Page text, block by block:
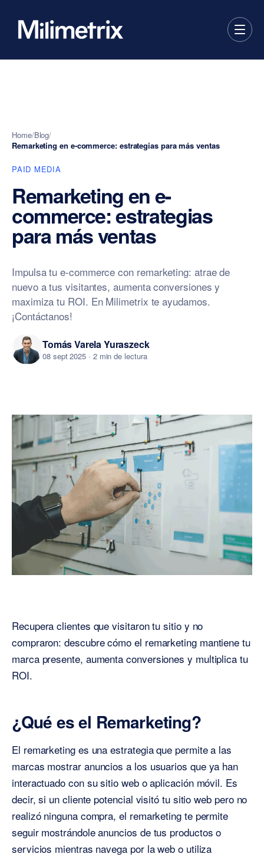
Home/Blog/
Remarketing en e-commerce: estrategias para más ventas
PAID MEDIA
Remarketing en e-
commerce: estrategias
para más ventas
Impulsa tu e-commerce con remarketing: atrae de
nuevo a tus visitantes, aumenta conversiones y
maximiza tu ROI. En Milimetrix te ayudamos.
¡Contáctanos!
Tomás Varela Yuraszeck
08 sept 2025 · 2 min de lectura
Recupera clientes que visitaron tu sitio y no
compraron: descubre cómo el remarketing mantiene tu
marca presente, aumenta conversiones y multiplica tu
ROI.
¿Qué es el Remarketing?
El remarketing es una estrategia que permite a las
marcas mostrar anuncios a los usuarios que ya han
interactuado con su sitio web o aplicación móvil. Es
decir, si un cliente potencial visitó tu sitio web pero no
realizó ninguna compra, el remarketing te permite
seguir mostrándole anuncios de tus productos o
servicios mientras navega por la web o utiliza